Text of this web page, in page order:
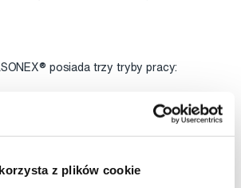
z plików cookie
posiada trzy tryby pracy:
tym trybie szczoteczka generuje 18 000
minutę oraz terapeutyczną falę
trybie szczoteczka generuje 9 000